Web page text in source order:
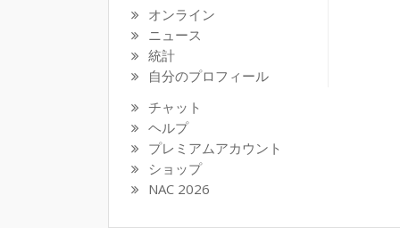
オンライン
ニュース
統計
自分のプロフィール
チャット
ヘルプ
プレミアムアカウント
ショップ
NAC 2026